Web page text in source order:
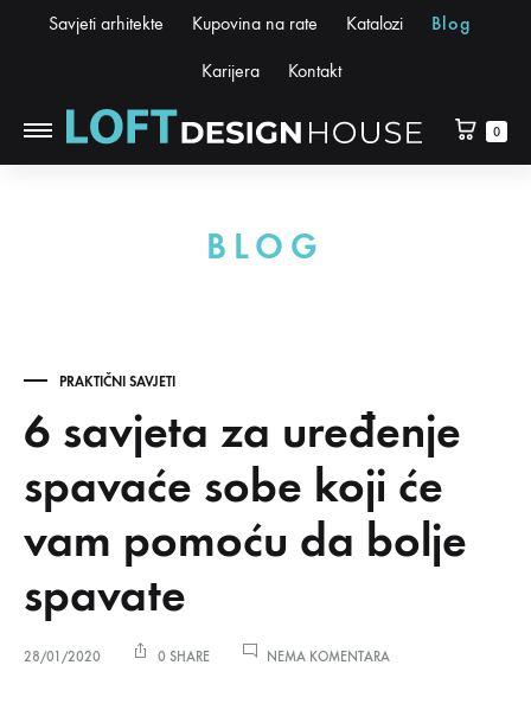
Savjeti arhitekte Kupovina na rate Katalozi Blog
Karijera Kontakt
0
BLOG
PRAKTIČNI SAVJETI
6 savjeta za uređenje
spavaće sobe koji će
vam pomoću da bolje
spavate
28/01/2020 0 SHARE NEMA KOMENTARANA